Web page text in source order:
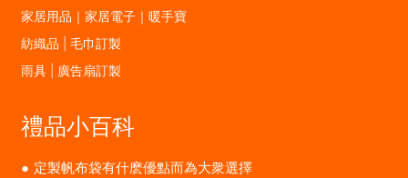
家居用品｜家居電子｜暖手寶
紡織品 | 毛巾訂製
雨具 | 廣告扇訂製
禮品小百科
定製帆布袋有什麽優點而為大衆選擇